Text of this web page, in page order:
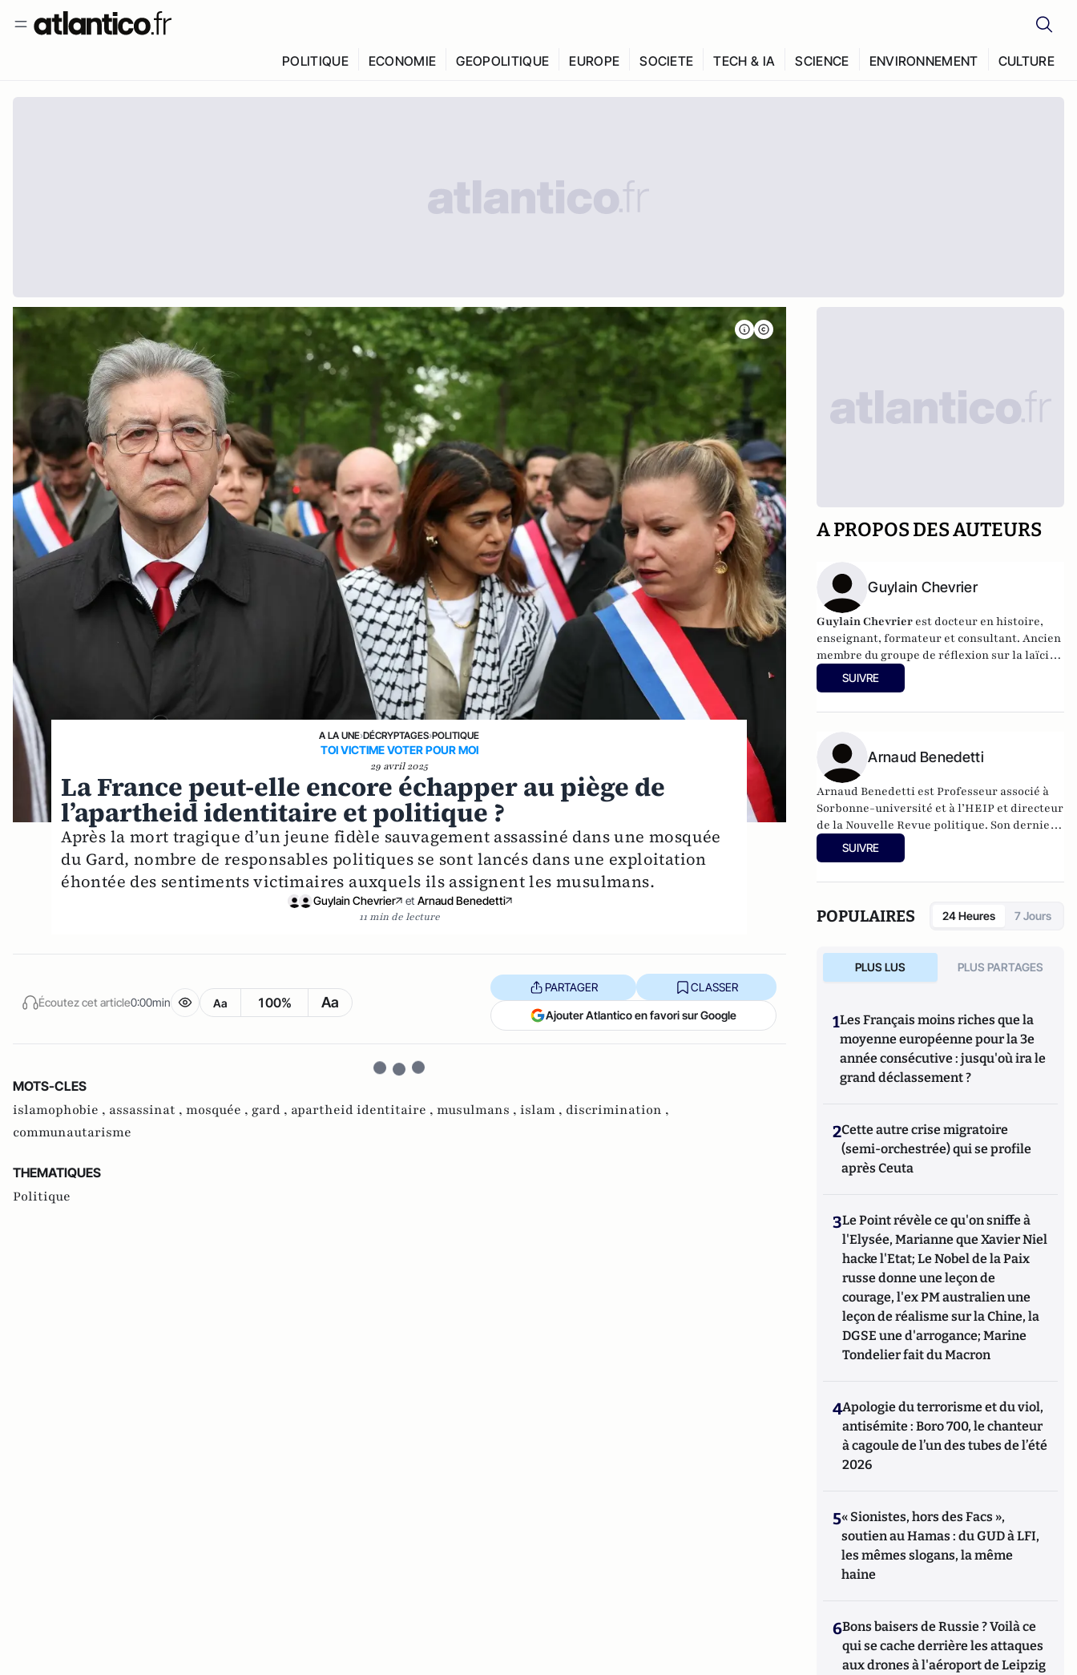
POLITIQUE ECONOMIE GEOPOLITIQUE EUROPE SOCIETE TECH & IA SCIENCE ENVIRONNEMENT CULTURE
A LA UNE›DÉCRYPTAGES›POLITIQUE
TOI VICTIME VOTER POUR MOI
29 avril 2025
La France peut-elle encore échapper au piège de
l’apartheid identitaire et politique ?
Après la mort tragique d’un jeune fidèle sauvagement assassiné dans une mosquée
du Gard, nombre de responsables politiques se sont lancés dans une exploitation
éhontée des sentiments victimaires auxquels ils assignent les musulmans.
Guylain Chevrier et Arnaud Benedetti
11 min de lecture
Écoutez cet article0:00min Aa 100% Aa
PARTAGER CLASSER
Ajouter Atlantico en favori sur Google
MOTS-CLES
islamophobie , assassinat , mosquée , gard , apartheid identitaire , musulmans , islam , discrimination ,
communautarisme
THEMATIQUES
Politique
A PROPOS DES AUTEURS
Guylain Chevrier
Guylain Chevrier est docteur en histoire,
enseignant, formateur et consultant. Ancien
membre du groupe de réflexion sur la laïcité
auprès du Haut conseil à l’intégration.
Dernier ouvrage :
SUIVRE
Arnaud Benedetti
Arnaud Benedetti est Professeur associé à
Sorbonne-université et à l’HEIP et directeur
de la Nouvelle Revue politique.Son dernier
ouvrage, "Comment sont morts les
politiques ? Le grand malaise du pouvoir",
SUIVRE
POPULAIRES 24 Heures 7 Jours
PLUS LUS PLUS PARTAGES
1Les Français moins riches que la
moyenne européenne pour la 3e
année consécutive : jusqu'où ira le
grand déclassement ?
2Cette autre crise migratoire
(semi-orchestrée) qui se profile
après Ceuta
3Le Point révèle ce qu'on sniffe à
l'Elysée, Marianne que Xavier Niel
hacke l'Etat; Le Nobel de la Paix
russe donne une leçon de
courage, l'ex PM australien une
leçon de réalisme sur la Chine, la
DGSE une d'arrogance; Marine
Tondelier fait du Macron
4Apologie du terrorisme et du viol,
antisémite : Boro 700, le chanteur
à cagoule de l’un des tubes de l’été
2026
5« Sionistes, hors des Facs »,
soutien au Hamas : du GUD à LFI,
les mêmes slogans, la même
haine
6Bons baisers de Russie ? Voilà ce
qui se cache derrière les attaques
aux drones à l'aéroport de Leipzig